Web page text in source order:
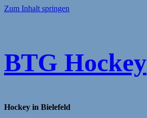
Zum Inhalt springen
BTG Hockey
Hockey in Bielefeld